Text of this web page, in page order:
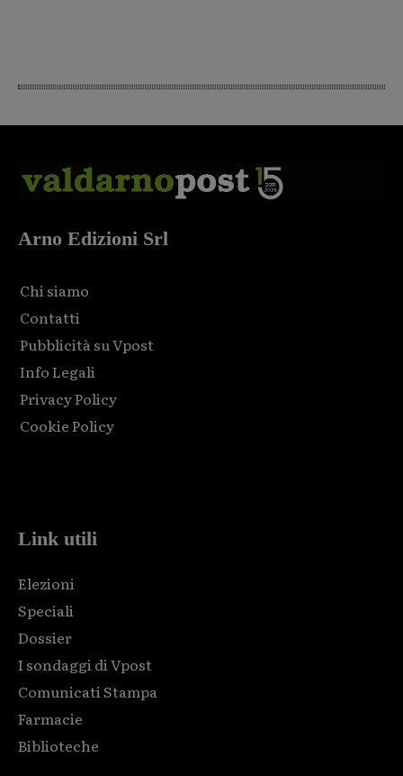
Arno Edizioni Srl
Chi siamo
Contatti
Pubblicità su Vpost
Info Legali
Privacy Policy
Cookie Policy
Link utili
Elezioni
Speciali
Dossier
I sondaggi di Vpost
Comunicati Stampa
Farmacie
Biblioteche